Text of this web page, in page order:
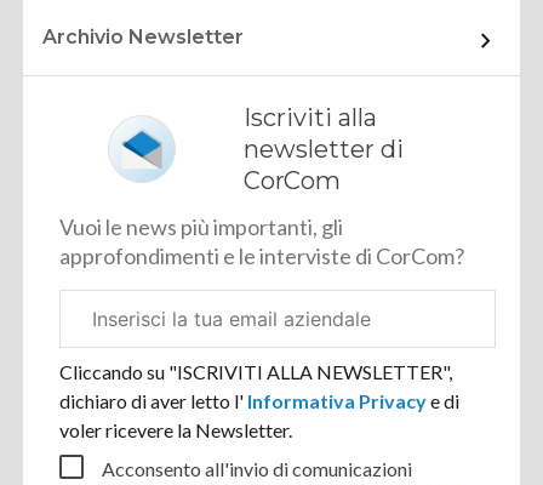
Archivio Newsletter
Iscriviti alla
newsletter di
CorCom
Vuoi le news più importanti, gli
approfondimenti e le interviste di CorCom?
aziendale
Cliccando su "ISCRIVITI ALLA NEWSLETTER",
dichiaro di aver letto l' Informativa Privacye di
voler ricevere la Newsletter.
Acconsento all'invio di comunicazioni